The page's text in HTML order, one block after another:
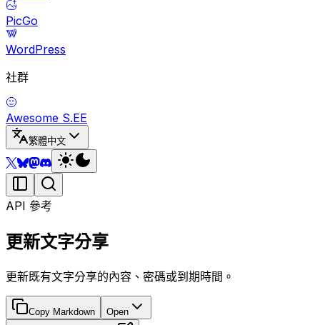
PicGo
WordPress
社群
Awesome S.EE
繁體中文
API 參考
更新文字分享
更新既有文字分享的內容、密碼或到期時間。
Copy Markdown Open